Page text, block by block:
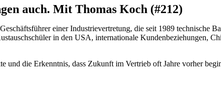
auch. Mit Thomas Koch (#212)
einer Industrievertretung, die seit 1989 technische
in den USA, internationale Kundenbeziehungen,
und die Erkenntnis, dass Zukunft im Vertrieb oft Jahre vorher